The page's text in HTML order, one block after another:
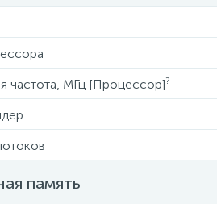
частота, МГц [Процессор]?
память